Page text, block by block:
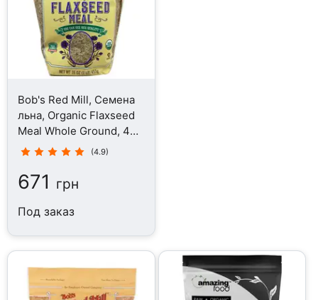
Bob's Red Mill, Семена
льна, Organic Flaxseed
Meal Whole Ground, 453
г
(4.9)
671 грн
Под заказ